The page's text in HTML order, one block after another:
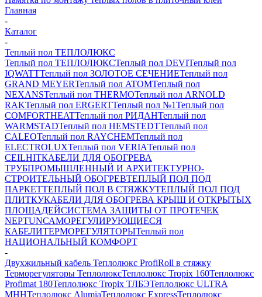
Главная
-
Каталог
-
Теплый пол ТЕПЛОЛЮКС
Теплый пол ТЕПЛОЛЮКСТеплый пол DEVIТеплый пол
IQWATTТеплый пол ЗОЛОТОЕ СЕЧЕНИЕТеплый пол
GRAND MEYERТеплый пол ATOMТеплый пол
NEXANSТеплый пол THERMOТеплый пол ARNOLD
RAKТеплый пол ERGERTТеплый пол №1Теплый пол
COMFORTHEATТеплый пол РИДАНТеплый пол
WARMSTADТеплый пол HEMSTEDTТеплый пол
CALEOТеплый пол RAYCHEMТеплый пол
ELECTROLUXТеплый пол VERIAТеплый пол
CEILHITКАБЕЛИ ДЛЯ ОБОГРЕВА
ТРУБПРОМЫШЛЕННЫЙ И АРХИТЕКТУРНО-
СТРОИТЕЛЬНЫЙ ОБОГРЕВТЕПЛЫЙ ПОЛ ПОД
ПАРКЕТТЕПЛЫЙ ПОЛ В СТЯЖКУТЕПЛЫЙ ПОЛ ПОД
ПЛИТКУКАБЕЛИ ДЛЯ ОБОГРЕВА КРЫШ И ОТКРЫТЫХ
ПЛОЩАДЕЙСИСТЕМА ЗАЩИТЫ ОТ ПРОТЕЧЕК
NEPTUNСАМОРЕГУЛИРУЮЩИЕСЯ
КАБЕЛИТЕРМОРЕГУЛЯТОРЫТеплый пол
НАЦИОНАЛЬНЫЙ КОМФОРТ
-
Двухжильный кабель Теплолюкс ProfiRoll в стяжку
Терморегуляторы ТеплолюксТеплолюкс Tropix 160Теплолюкс
Profimat 180Теплолюкс Tropix ТЛБЭТеплолюкс ULTRA
МННТеплолюкс AlumiaТеплолюкс ExpressТеплолюкс